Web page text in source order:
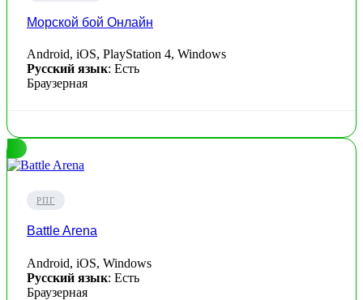
Морской бой Онлайн
Android, iOS, PlayStation 4, Windows
Русский язык: Есть
Браузерная
РПГ
Battle Arena
Android, iOS, Windows
Русский язык: Есть
Браузерная